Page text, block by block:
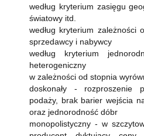
według kryterium zasięgu
światowy itd.
według kryterium zależności
sprzedawcy i nabywcy
według kryterium
heterogeniczny
w zależności od stopnia
doskonały -
podaży, brak barier wejścia
oraz jednorodność dóbr
monopolistyczny - w